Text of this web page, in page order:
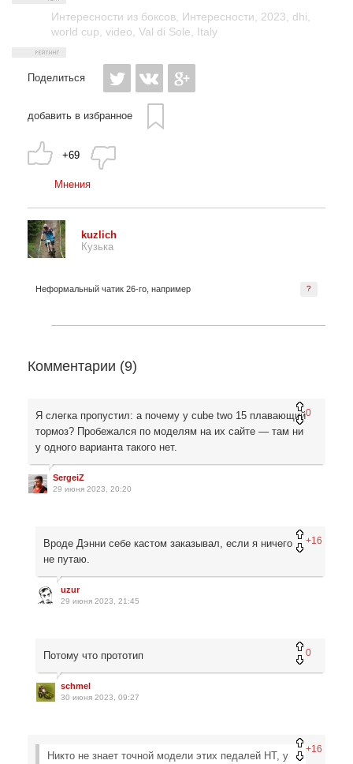
Интересности из боксов Интересности 2023 dhi
world cup video Val di Sole Italy
Поделиться
добавить в избранное
+69
Мнения
kuzlich
Кузька
?
Неформальный чатик 26-го, например
Комментарии (9)
0
Я слегка пропустил: а почему у cube two 15 плавающий
тормоз? Пробежался по моделям на их сайте — там ни
у одного варианта такого нет.
SergeiZ
29 июня 2023, 20:20
+16
Вроде Дэнни себе кастом заказывал, если я ничего
не путаю.
uzur
29 июня 2023, 21:45
0
Потому что прототип
schmel
30 июня 2023, 09:27
+16
Никто не знает точной модели этих педалей HT, у